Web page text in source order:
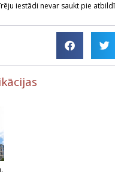
iestādi nevar saukt pie